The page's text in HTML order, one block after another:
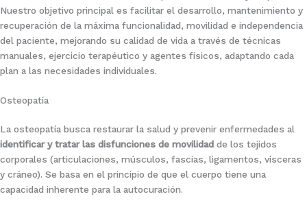
Nuestro objetivo principal es facilitar el desarrollo, mantenimiento y
recuperación de la máxima funcionalidad, movilidad e independencia
del paciente, mejorando su calidad de vida a través de técnicas
manuales, ejercicio terapéutico y agentes físicos, adaptando cada
plan a las necesidades individuales.
Osteopatía
La osteopatía busca restaurar la salud y prevenir enfermedades al
identificar y tratar las disfunciones de movilidad de los tejidos
corporales (articulaciones, músculos, fascias, ligamentos, vísceras
y cráneo). Se basa en el principio de que el cuerpo tiene una
capacidad inherente para la autocuración.